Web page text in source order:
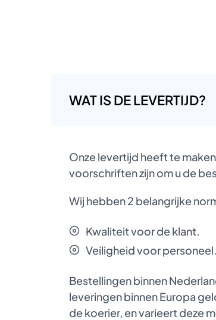
WAT IS DE LEVERTIJD?
Onze levertijd heeft te
voorschriften zijn om u de
Wij hebben 2 belangrijke
Kwaliteit voor de klant.
Veiligheid voor personeel.
Bestellingen binnen
leveringen binnen Europa
de koerier, en varieert deze